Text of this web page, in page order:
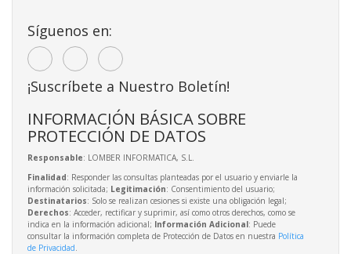
Síguenos en:
¡Suscríbete a Nuestro Boletín!
INFORMACIÓN BÁSICA SOBRE
PROTECCIÓN DE DATOS
Responsable: LOMBER INFORMATICA, S.L.
Finalidad: Responder las consultas planteadas por el usuario y enviarle la
información solicitada; Legitimación: Consentimiento del usuario;
Destinatarios: Solo se realizan cesiones si existe una obligación legal;
Derechos: Acceder, rectificar y suprimir, así como otros derechos, como se
indica en la información adicional; Información Adicional: Puede
consultar la información completa de Protección de Datos en nuestra Política
de Privacidad.